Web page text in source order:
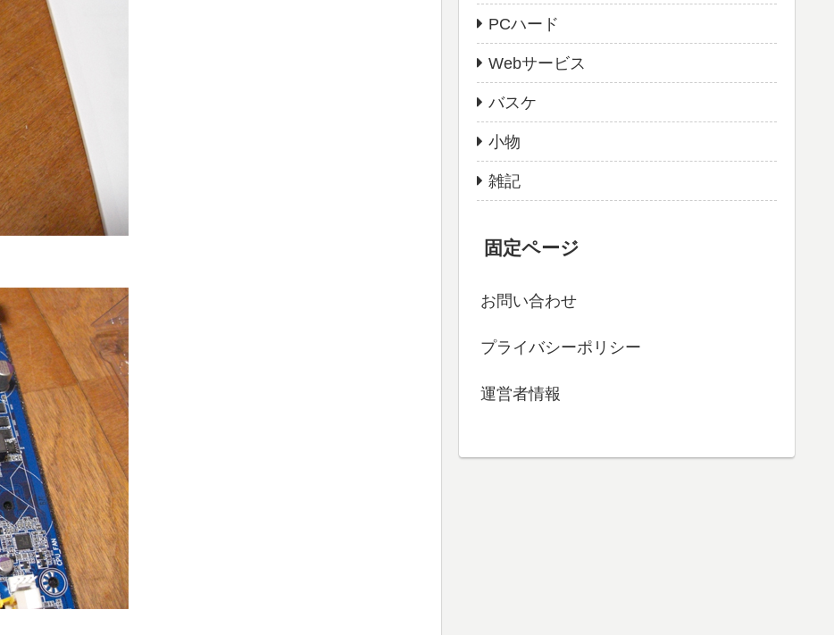
PCハード
Webサービス
バスケ
小物
雑記
固定ページ
お問い合わせ
プライバシーポリシー
運営者情報